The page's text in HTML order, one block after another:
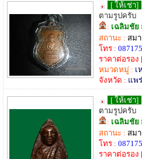
[ ให้เช่า]
ตามรูปครับ
: เฉลิมชัย
สถานะ : สม
โทร :
ราคาต่อรอง
หมวดหมู่ : เ
จังหวัด : แพร่
[ ให้เช่า]
ตามรูปครับ
: เฉลิมชัย
สถานะ : สม
โทร :
ราคาต่อรอง